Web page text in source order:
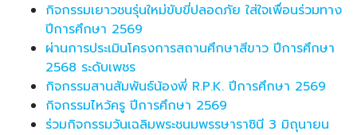
กิจกรรมเยาวชนรุ่นใหม่ขับขี่ปลอดภัย ใส่ใจเพื่อนร่วมทาง
ปีการศึกษา 2569
ผ่านการประเมินโครงการสถานศึกษาสีขาว ปีการศึกษา
2568 ระดับเพชร
กิจกรรมสานสัมพันธ์น้องพี่ R.P.K. ปีการศึกษา 2569
กิจกรรมไหว้ครู ปีการศึกษา 2569
ร่วมกิจกรรมวันเฉลิมพระชนมพรรษาราชินี 3 มิถุนายน